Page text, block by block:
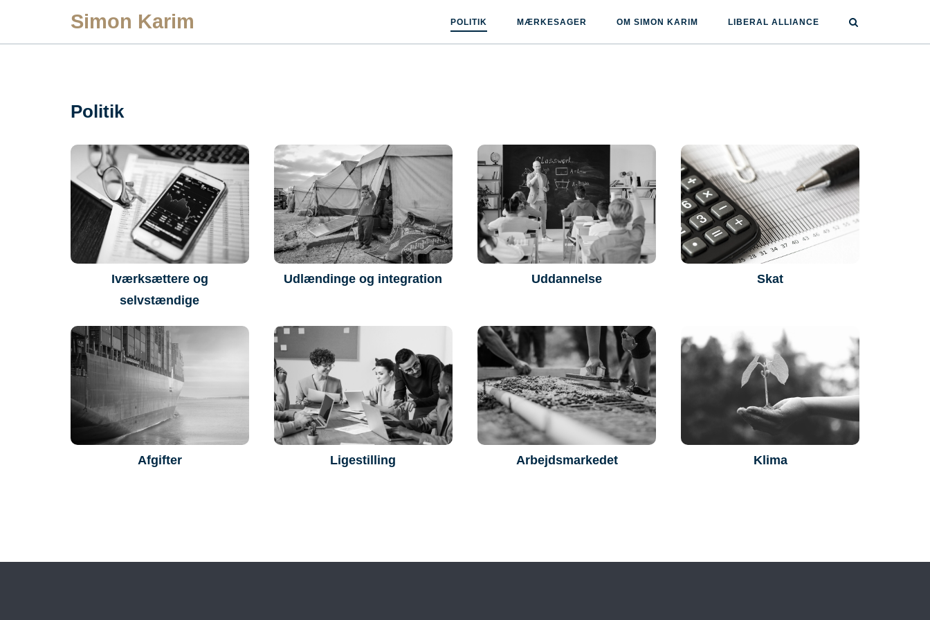
content
Simon Karim POLITIK MÆRKESAGER OM SIMON KARIM LIBERAL ALLIANCE
Politik
Iværksættere og
selvstændige
Udlændinge og integration Uddannelse Skat
Afgifter Ligestilling Arbejdsmarkedet Klima